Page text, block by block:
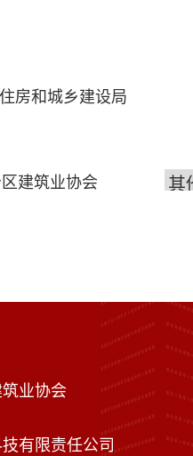
房和城乡建设局
建筑业协会
业协会
有限责任公司